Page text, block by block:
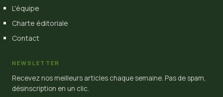
L'équipe
Charte éditoriale
Contact
NEWSLETTER
Recevez nos meilleurs articles chaque semaine. Pas de spam,
désinscription en un clic.